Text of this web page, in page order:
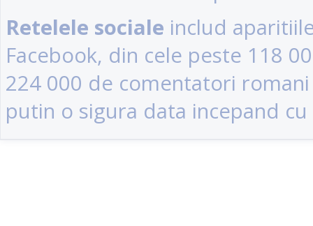
Retelele sociale includ
Facebook, din cele peste 118
224 000 de comentatori
putin o sigura data incepand